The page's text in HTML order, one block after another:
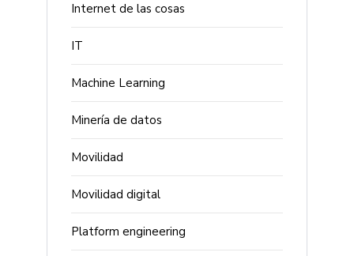
Internet de las cosas
IT
Machine Learning
Minería de datos
Movilidad
Movilidad digital
Platform engineering